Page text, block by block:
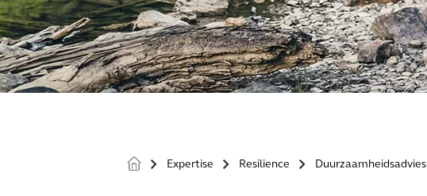
> Expertise > Resilience > Duurzaamheidsadvies